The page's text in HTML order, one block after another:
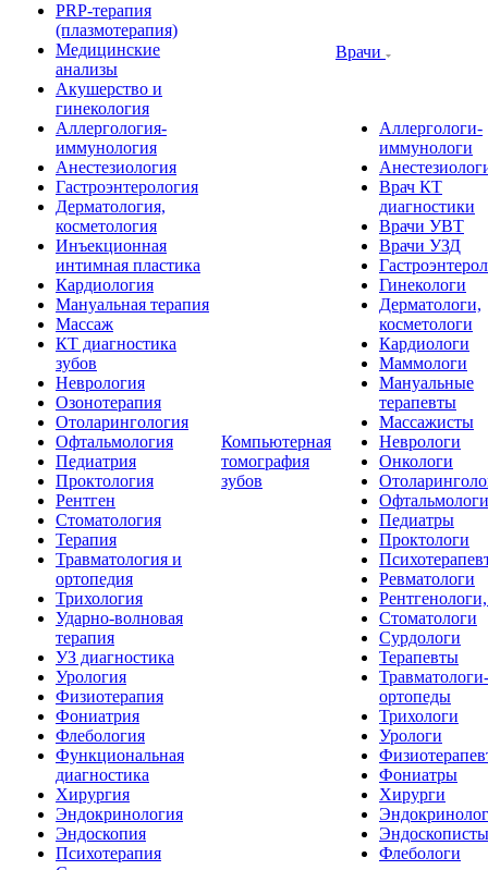
PRP-терапия
(плазмотерапия)
Медицинские
анализы
Акушерство и
гинекология
Аллергология-
иммунология
Анестезиология
Гастроэнтерология
Дерматология,
косметология
Инъекционная
интимная пластика
Кардиология
Мануальная терапия
Массаж
КТ диагностика
зубов
Неврология
Озонотерапия
Отоларингология
Офтальмология
Педиатрия
Проктология
Рентген
Стоматология
Терапия
Травматология и
ортопедия
Трихология
Ударно-волновая
терапия
УЗ диагностика
Урология
Физиотерапия
Фониатрия
Флебология
Функциональная
диагностика
Хирургия
Эндокринология
Эндоскопия
Психотерапия
Компьютерная
томография
зубов
Врачи
Аллергологи-
иммунологи
Врач КТ
диагностики
Врачи УВТ
Врачи УЗД
Гинекологи
Дерматологи,
косметологи
Кардиологи
Маммологи
Мануальные
терапевты
Массажисты
Неврологи
Онкологи
Офтальмологи
Педиатры
Проктологи
Ревматологи
Стоматологи
Сурдологи
Терапевты
Травматологи-
ортопеды
Трихологи
Урологи
Фониатры
Хирурги
Эндоскописты
Флебологи